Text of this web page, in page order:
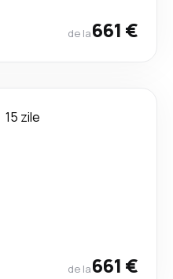
de la661 €
15 zile
de la661 €